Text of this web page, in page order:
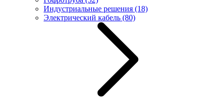
Индустриальные решения (18)
Электрический кабель (80)